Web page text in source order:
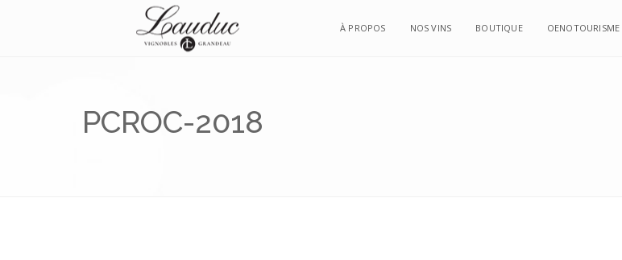
À PROPOS NOS VINS BOUTIQUE OENOTOURISME
PCROC-2018